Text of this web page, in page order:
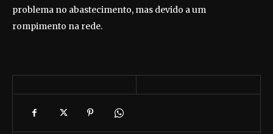
problema no abastecimento, mas devido a um
rompimento na rede.